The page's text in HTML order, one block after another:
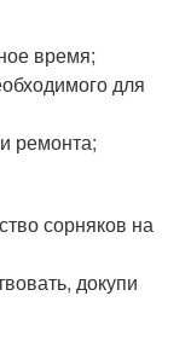
время;
для
ремонта;
сорняков на
докупи